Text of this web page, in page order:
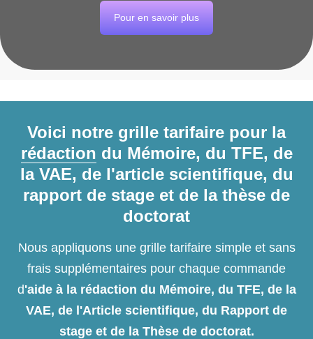
Pour en savoir plus
Voici notre grille tarifaire pour la
rédaction du Mémoire, du TFE, de
la VAE, de l'article scientifique, du
rapport de stage et de la thèse de
doctorat
Nous appliquons une grille tarifaire simple et sans
frais supplémentaires pour chaque commande
d'aide à la rédaction du Mémoire, du TFE, de la
VAE, de l'Article scientifique, du Rapport de
stage et de la Thèse de doctorat.